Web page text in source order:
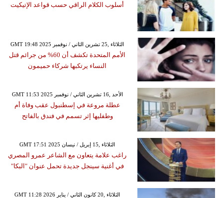
أسلوب الكلام الراقي حسب قواعد الإتيكيت
GMT 19:48 2025 الثلاثاء ,25 تشرين الثاني / نوفمبر
الأمم المتحدة تكشف أن 60% من جرائم قتل
النساء يرتكبها شركاء حميمون
GMT 11:53 2025 الأحد ,16 تشرين الثاني / نوفمبر
عطلة مروعة في إسطنبول عقب وفاة أم
وطفليها إثر تسمم في فندق بالفاتح
GMT 17:51 2025 الثلاثاء ,15 إبريل / نيسان
راغب علامة يتعاون مع الشاعر عمرو المصري
في أغنية سينجل جديدة تحمل عنوان "البكا"
GMT 11:28 2026 الثلاثاء ,20 كانون الثاني / يناير